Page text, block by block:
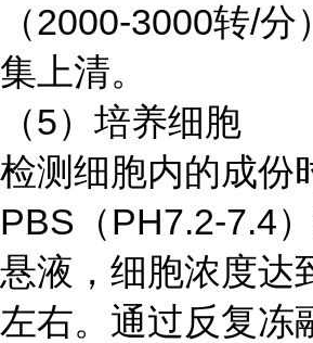
（2000-3000转/
集上清。
（5）培养细胞
检测细胞内的成份
PBS（PH7.2-7.4
悬液，细胞浓度达
左右。通过反复冻